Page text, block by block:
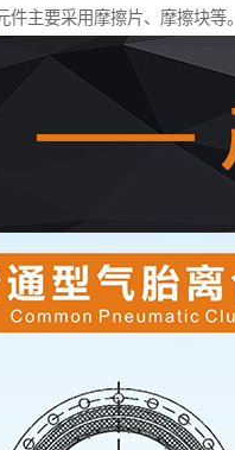
件主要采用摩擦片、摩擦块等。